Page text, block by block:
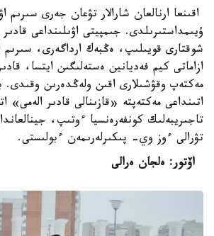
اقىنعا ارنالعان شارالار تۋعان جەرى سىرىم
ۇيىمداستىرىلدى. جىمپيتى اۋىلىنداعى
شوقتارى قويىلىپ، ەڭبەك ارداگەرى، سىرىم
ازاماتى كيم فەديانين ەستەلىگىن ايتسا،
مەكتەپ وقۋشىلارى اقىن ولەڭدەرىن وقىدى.
اتىنداعى مەكتەپتە «قازىنالى قادىر الەمى»
تاجىريبەلىك كونفەرەنسيا ءوتىپ،
تۋرالى ءوز وي- پىكىرلەرىمەن ءبولىستى.
اۆتور: ەلجان ەرالى